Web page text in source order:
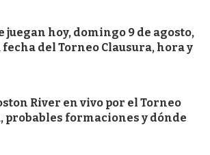
juegan hoy, domingo 9 de agosto,
del Torneo Clausura, hora y
River en vivo por el Torneo
probables formaciones y dónde